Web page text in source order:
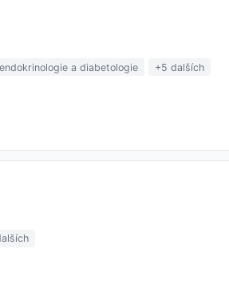
endokrinologie a diabetologie +5 dalších